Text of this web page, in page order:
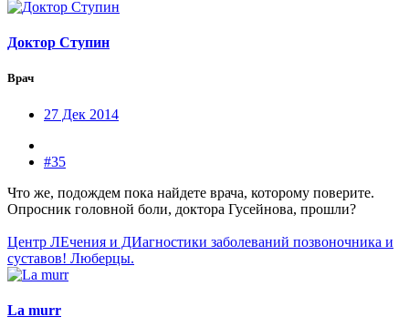
Доктор Ступин
Врач
27 Дек 2014
#35
Что же, подождем пока найдете врача, которому поверите.
Опросник головной боли, доктора Гусейнова, прошли?
Центр ЛЕчения и ДИагностики заболеваний позвоночника и
суставов! Люберцы.
La murr